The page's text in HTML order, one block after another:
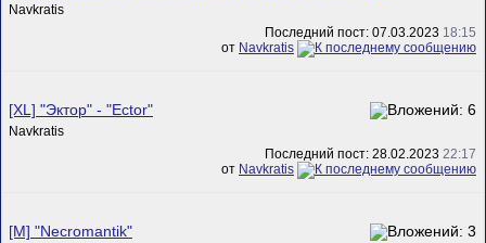
Navkratis
Последний пост: 07.03.2023 18:15
от Navkratis
[XL] "Эктор" - "Ector"
Navkratis
Последний пост: 28.02.2023 22:17
от Navkratis
[M] "Necromantik"